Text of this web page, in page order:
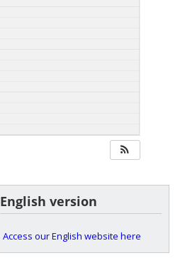
English version
Access our English website here